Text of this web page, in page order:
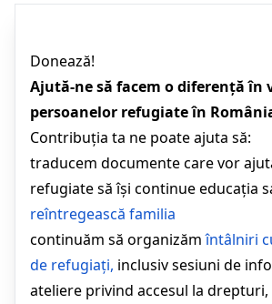
Donează!
Ajută-ne să facem o diferență în
persoanelor refugiate în
Contribuția ta ne poate ajuta să:
traducem documente care vor
refugiate să își continue educația
reîntregească familia
continuăm să organizăm întâlniri
de refugiați, inclusiv sesiuni de
ateliere privind accesul la drepturi,